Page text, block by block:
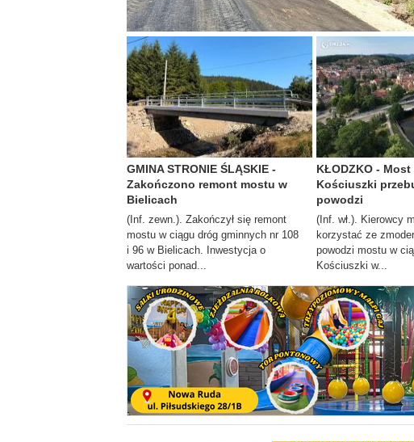
GMINA STRONIE ŚLĄSKIE -
Zakończono remont mostu w
Bielicach
(Inf. zewn.). Zakończył się remont
mostu w ciągu dróg gminnych nr 108
i 96 w Bielicach. Inwestycja o
wartości ponad...
KŁODZKO -
Kościuszki
powodzi
(Inf. wł.). Kierowcy
korzystać ze
powodzi mostu w
Kościuszki w...